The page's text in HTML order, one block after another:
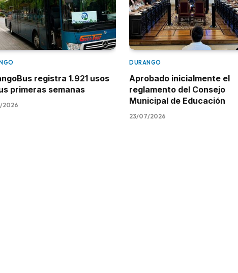
registra 1.921 usos
primeras semanas
2026
DURANGO
Aprobado inicialmente el
reglamento del Consejo
Municipal de Educación
23/07/2026